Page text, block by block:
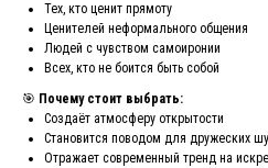
Тех, кто ценит прямоту
Ценителей неформального общения
Людей с чувством самоиронии
Всех, кто не боится быть собой
🎯 Почему стоит выбрать:
Создаёт атмосферу открытости
Становится поводом для дружеских
Отражает современный тренд на